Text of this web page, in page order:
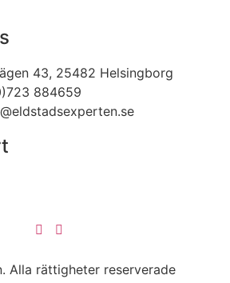
43, 25482 Helsingborg
884659
Alla rättigheter reserverade